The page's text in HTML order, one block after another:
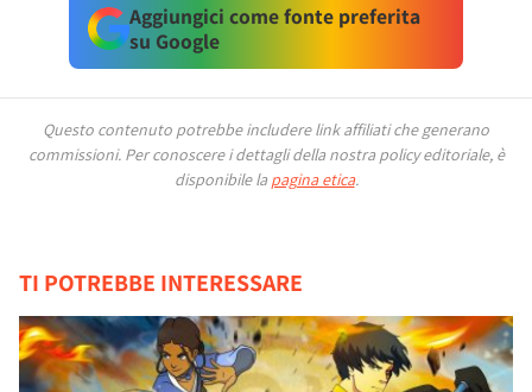
Aggiungici come fonte preferita
su Google
Questo contenuto potrebbe includere link affiliati che generano
commissioni. Per conoscere i dettagli della nostra policy editoriale, è
disponibile la pagina etica.
TI POTREBBE INTERESSARE